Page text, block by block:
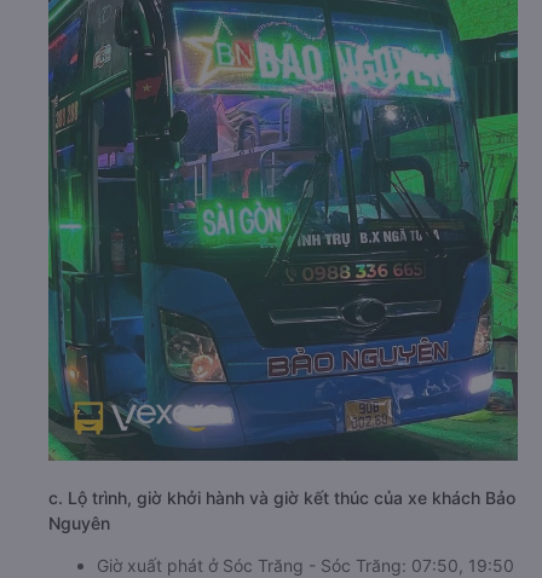
c. Lộ trình, giờ khởi hành và giờ kết thúc của xe khách Bảo
Nguyên
Giờ xuất phát ở Sóc Trăng - Sóc Trăng: 07:50, 19:50